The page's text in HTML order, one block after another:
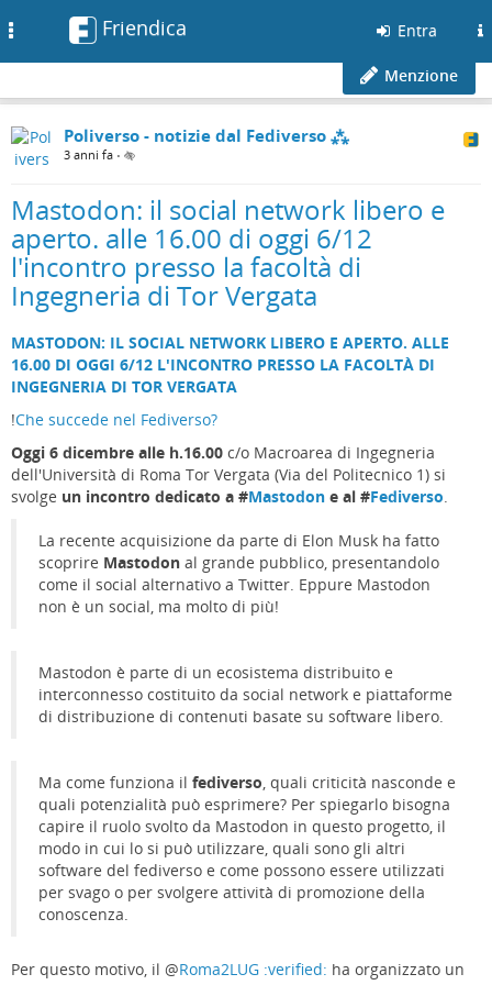
Friendica Entra
Menzione
Poliverso - notizie dal Fediverso ⁂
3 anni fa •
Mastodon: il social network libero e
aperto. alle 16.00 di oggi 6/12
l'incontro presso la facoltà di
Ingegneria di Tor Vergata
MASTODON: IL SOCIAL NETWORK LIBERO E APERTO. ALLE
16.00 DI OGGI 6/12 L'INCONTRO PRESSO LA FACOLTÀ DI
INGEGNERIA DI TOR VERGATA
!Che succede nel Fediverso?
Oggi 6 dicembre alle h.16.00 c/o Macroarea di Ingegneria
dell'Università di Roma Tor Vergata (Via del Politecnico 1) si
svolge un incontro dedicato a #Mastodon e al #Fediverso.
La recente acquisizione da parte di Elon Musk ha fatto
scoprire Mastodon al grande pubblico, presentandolo
come il social alternativo a Twitter. Eppure Mastodon
non è un social, ma molto di più!
Mastodon è parte di un ecosistema distribuito e
interconnesso costituito da social network e piattaforme
di distribuzione di contenuti basate su software libero.
Ma come funziona il fediverso, quali criticità nasconde e
quali potenzialità può esprimere? Per spiegarlo bisogna
capire il ruolo svolto da Mastodon in questo progetto, il
modo in cui lo si può utilizzare, quali sono gli altri
software del fediverso e come possono essere utilizzati
per svago o per svolgere attività di promozione della
conoscenza.
Per questo motivo, il @Roma2LUG :verified: ha organizzato un